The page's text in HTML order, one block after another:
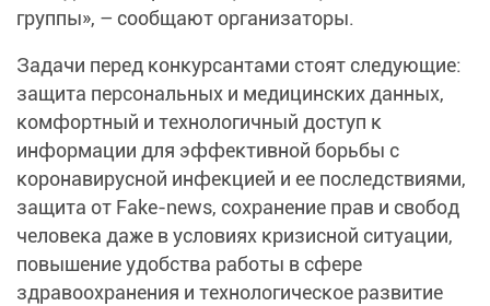
группы», – сообщают организаторы.
Задачи перед конкурсантами стоят следующие:
защита персональных и медицинских данных,
комфортный и технологичный доступ к
информации для эффективной борьбы с
коронавирусной инфекцией и ее последствиями,
защита от Fake-news, сохранение прав и свобод
человека даже в условиях кризисной ситуации,
повышение удобства работы в сфере
здравоохранения и технологическое развитие